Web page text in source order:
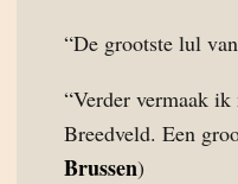
“De grootste lul
“Verder vermaak
Breedveld. Een
Brussen)